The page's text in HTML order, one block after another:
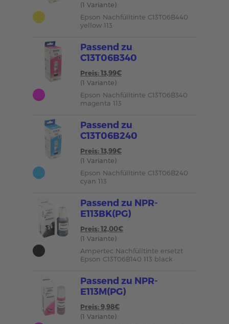
(1 Variante)
Epson Nachfülltinte C13T06B440
yellow 113
Passend zu
C13T06B340
Preis: 13,99€
(1 Variante)
Epson Nachfülltinte C13T06B340
magenta 113
Passend zu
C13T06B240
Preis: 13,99€
(1 Variante)
Epson Nachfülltinte C13T06B240
cyan 113
Passend zu NPR-
E113BK(PG)
Preis: 12,00€
(1 Variante)
Ampertec Nachfülltinte ersetzt
Epson C13T06B140 113 black
Passend zu NPR-
E113M(PG)
Preis: 9,98€
(1 Variante)